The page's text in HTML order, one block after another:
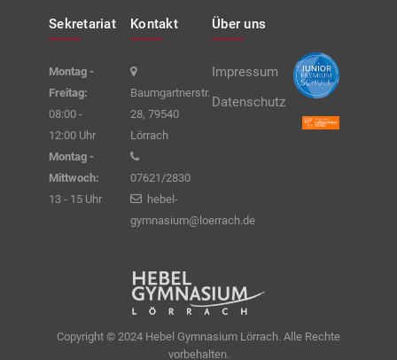
Sekretariat
Montag -
Freitag:
08:00 -
12:00 Uhr
Montag -
Mittwoch:
13 - 15 Uhr
Kontakt
Baumgartnerstr.
28, 79540
Lörrach
07621/2830
hebel-
gymnasium@loerrach.de
Über uns
Impressum
Datenschutz
Copyright © 2024 Hebel Gymnasium Lörrach. Alle Rechte
vorbehalten.